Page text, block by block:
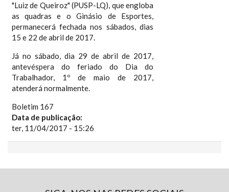
"Luiz de Queiroz" (PUSP-LQ), que engloba
as quadras e o Ginásio de Esportes,
permanecerá fechada nos sábados, dias
15 e 22 de abril de 2017.
Já no sábado, dia 29 de abril de 2017,
antevéspera do feriado do Dia do
Trabalhador, 1º de maio de 2017,
atenderá normalmente.
Boletim 167
Data de publicação:
ter, 11/04/2017 - 15:26